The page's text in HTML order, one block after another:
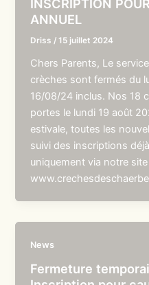
INSCRIPTION
ANNUEL
Driss /15 juillet 2024
Chers Parents, Le
crèches sont fermés du
16/08/24 inclus. Nos 18
portes le lundi 19 août
estivale, toutes les
suivi des inscriptions
uniquement via notre
News
Fermeture